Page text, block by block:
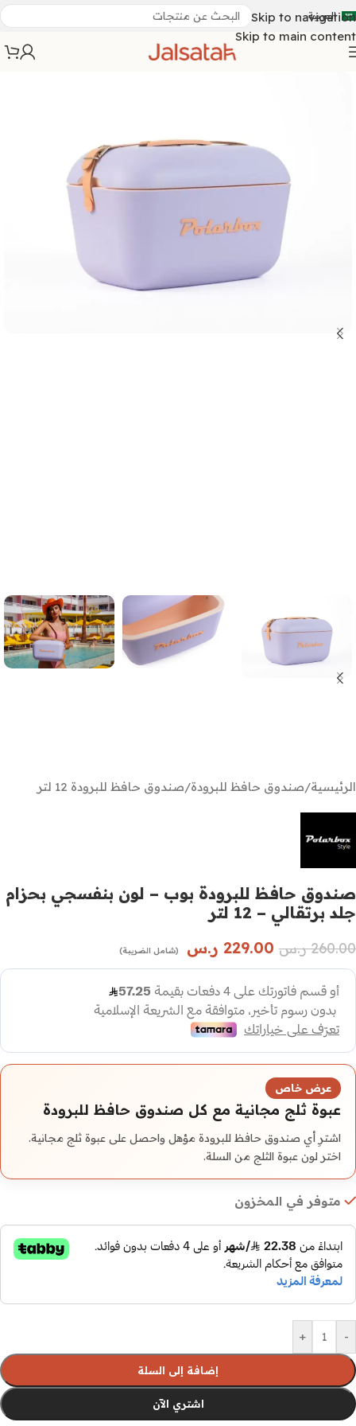
Skip to navigation
Skip to main content
العربية
الرئيسية/صندوق حافظ للبرودة/صندوق حافظ للبرودة 12 لتر
صندوق حافظ للبرودة بوب – لون بنفسجي بحزام
جلد برتقالي – 12 لتر
260.00 ر.س 229.00 ر.س (شامل الضريبة)
عرض خاص
عبوة ثلج مجانية مع كل صندوق حافظ للبرودة
اشترِ أي صندوق حافظ للبرودة مؤهل واحصل على عبوة ثلج مجانية.
اختر لون عبوة الثلج من السلة.
متوفر في المخزون
-
+
إضافة إلى السلة
اشتري الآن